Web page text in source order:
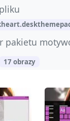
pakietu
17 obrazy